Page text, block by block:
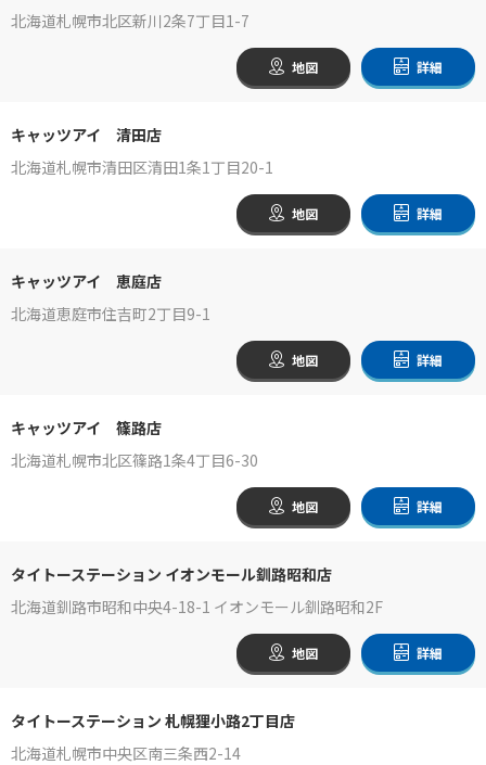
北海道札幌市北区新川2条7丁目1-7
地図 詳細
キャッツアイ 清田店
北海道札幌市清田区清田1条1丁目20-1
地図 詳細
キャッツアイ 恵庭店
北海道恵庭市住吉町2丁目9-1
地図 詳細
キャッツアイ 篠路店
北海道札幌市北区篠路1条4丁目6-30
地図 詳細
タイトーステーション イオンモール釧路昭和店
北海道釧路市昭和中央4-18-1 イオンモール釧路昭和2F
地図 詳細
タイトーステーション 札幌狸小路2丁目店
北海道札幌市中央区南三条西2-14